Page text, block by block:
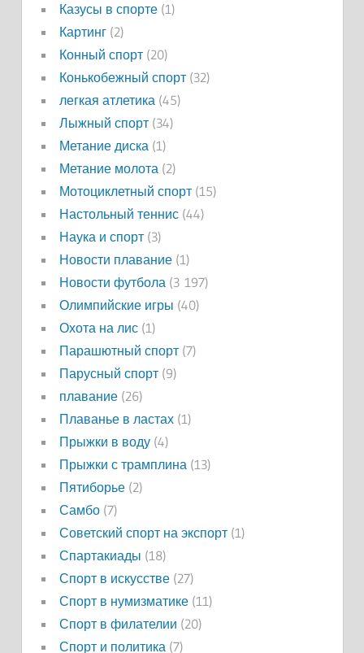
Казусы в спорте(1)
Картинг(2)
Конный спорт(20)
Конькобежный спорт(32)
легкая атлетика(45)
Лыжный спорт(34)
Метание диска(1)
Метание молота(2)
Мотоциклетный спорт(15)
Настольный теннис(44)
Наука и спорт(3)
Новости плавание(1)
Новости футбола(3 197)
Олимпийские игры (40)
Охота на лис(1)
Парашютный спорт(7)
Парусный спорт(9)
плавание(26)
Плаванье в ластах(1)
Прыжки в воду(4)
Прыжки с трамплина(13)
Пятиборье(2)
Самбо(7)
Советский спорт на экспорт(1)
Спартакиады (18)
Спорт в искусстве(27)
Спорт в нумизматике(11)
Спорт в филателии (20)
Спорт и политика(7)